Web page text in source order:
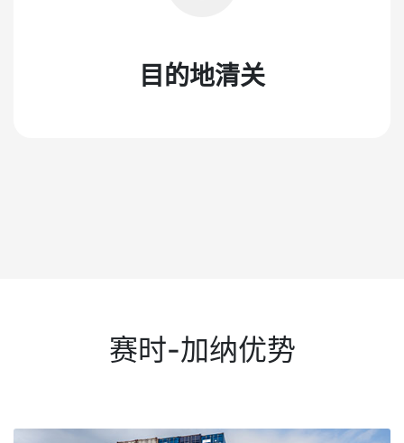
目的地清关
赛时-加纳优势